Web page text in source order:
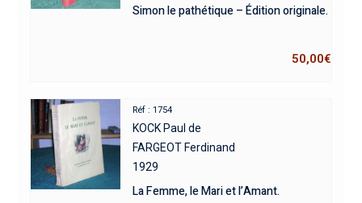
Simon le pathétique – Édition originale.
50,00€
Réf : 1754
KOCK Paul de
FARGEOT Ferdinand
1929
La Femme, le Mari et l’Amant.